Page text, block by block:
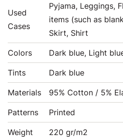
Used
Cases
Pyjama, Leggings,
items (such as
Skirt, Shirt
Colors Dark blue, Light
Tints Dark blue
Materials 95% Cotton / 5%
Patterns Printed
Weight 220 gr/m2